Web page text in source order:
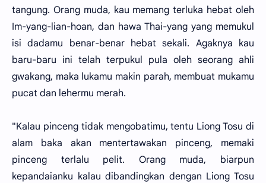
tangung. Orang muda, kau memang terluka hebat oleh
Im-yang-lian-hoan, dan hawa Thai-yang yang memukul
isi dadamu benar-benar hebat sekali. Agaknya kau
baru-baru ini telah terpukul pula oleh seorang ahli
gwakang, maka lukamu makin parah, membuat mukamu
pucat dan lehermu merah.
"Kalau pinceng tidak mengobatimu, tentu Liong Tosu di
alam baka akan mentertawakan pinceng, memaki
pinceng terlalu pelit. Orang muda, biarpun
kepandaianku kalau dibandingkan dengan Liong Tosu